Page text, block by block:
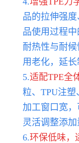
品的拉伸强
品使用过程
耐热性与耐
用老化，延长
5.适配TPE全
粒、TPU注塑
加工窗口宽
灵活调整添
6.环保低味，